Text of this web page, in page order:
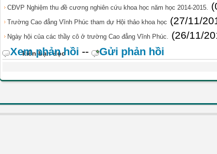
CĐVP Nghiệm thu đề cương nghiên cứu khoa học năm học 2014-2015.
Trường Cao đẳng Vĩnh Phúc tham dự Hội thảo khoa học (27/11/
Ngày hội của các thầy cô ở trường Cao đẳng Vĩnh Phúc. (26/11/
kiến bạn đọc
Xem phản hồi -- Gửi phản hồi